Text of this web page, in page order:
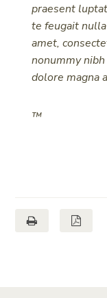
praesent
te feugait
amet,
nonummy
dolore magna
™
Seite drucken
Seite